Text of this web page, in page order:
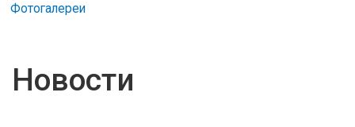
Фотогалереи
Новости